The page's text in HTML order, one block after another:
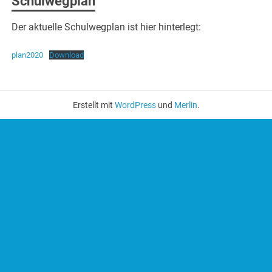
Der aktuelle Schulwegplan ist hier hinterlegt:
plan2020 Download
Erstellt mit WordPressund Merlin.